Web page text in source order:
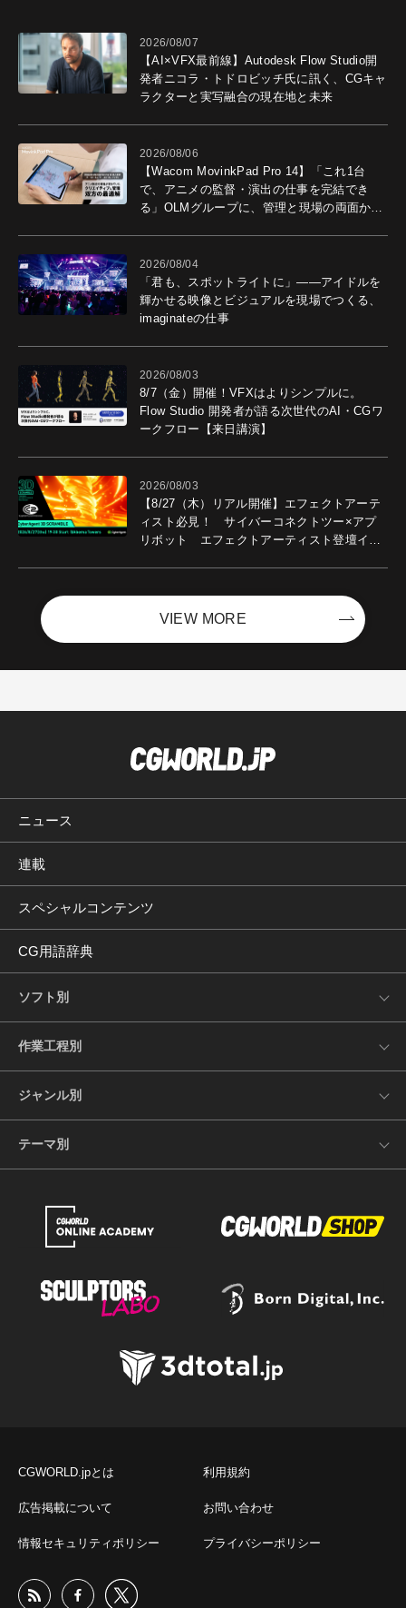
2026/08/07
【AI×VFX最前線】Autodesk Flow Studio開
発者ニコラ・トドロビッチ氏に訊く、CGキャ
ラクターと実写融合の現在地と未来
2026/08/06
【Wacom MovinkPad Pro 14】「これ1台
で、アニメの監督・演出の仕事を完結でき
る」OLMグループに、管理と現場の両面から
2026/08/04
「君も、スポットライトに」――アイドルを
輝かせる映像とビジュアルを現場でつくる、
imaginateの仕事
2026/08/03
8/7（金）開催！VFXはよりシンプルに。
Flow Studio 開発者が語る次世代のAI・CGワ
ークフロー【来日講演】
2026/08/03
【8/27（木）リアル開催】エフェクトアーテ
ィスト必見！ サイバーコネクトツー×アプ
リボット エフェクトアーティスト登壇イベ
VIEW MORE
ニュース
連載
スペシャルコンテンツ
CG用語辞典
ソフト別
作業工程別
ジャンル別
テーマ別
CGWORLD.jpとは 利用規約
広告掲載について お問い合わせ
情報セキュリティポリシー プライバシーポリシー